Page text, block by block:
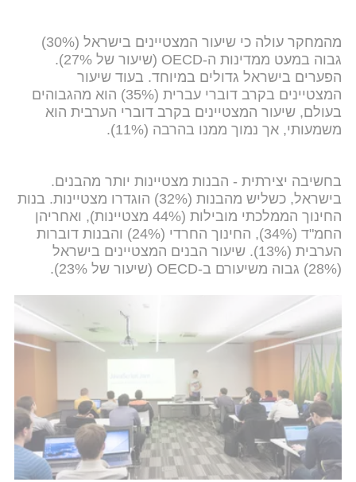
מהמחקר עולה כי שיעור המצטיינים בישראל (30%)
גבוה במעט ממדינות ה-OECD (שיעור של 27%).
הפערים בישראל גדולים במיוחד. בעוד שיעור
המצטיינים בקרב דוברי עברית (35%) הוא מהגבוהים
בעולם, שיעור המצטיינים בקרב דוברי הערבית הוא
משמעותי, אך נמוך ממנו בהרבה (11%).
בחשיבה יצירתית - הבנות מצטיינות יותר מהבנים.
בישראל, כשליש מהבנות (32%) הוגדרו מצטיינות. בנות
החינוך הממלכתי מובילות (44% מצטיינות), ואחריהן
החמ"ד (34%), החינוך החרדי (24%) והבנות דוברות
הערבית (13%). שיעור הבנים המצטיינים בישראל
(28%) גבוה משיעורם ב-OECD (שיעור של 23%).